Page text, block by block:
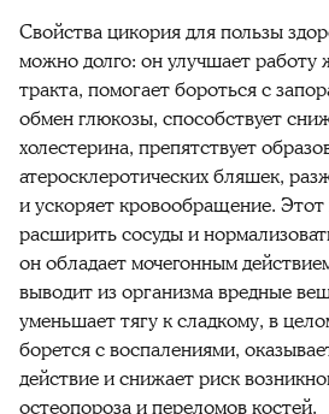
Свойства цикория для пользы
можно долго: он улучшает работу
тракта, помогает бороться с
обмен глюкозы, способствует
холестерина, препятствует
атеросклеротических бляшек,
и ускоряет кровообращение.
расширить сосуды и
он обладает мочегонным
выводит из организма вредные
уменьшает тягу к сладкому, в
борется с воспалениями,
действие и снижает риск
остеопороза и переломов костей.